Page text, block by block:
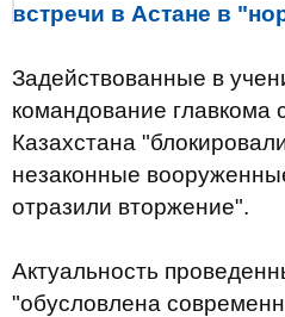
встречи в Астане в
Задействованные в
командование главкома
Казахстана
незаконные
отразили вторжение".
Актуальность
"обусловлена